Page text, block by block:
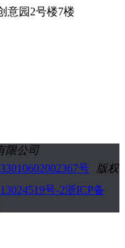
意园2号楼7楼
限公司
号
版权
号-2浙ICP备